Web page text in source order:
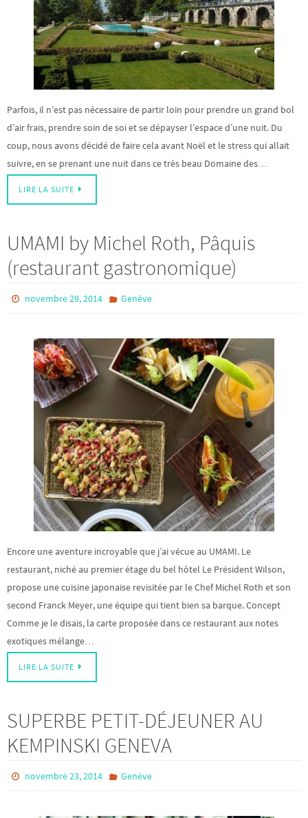
Parfois, il n’est pas nécessaire de partir loin pour prendre un grand bol
d’air frais, prendre soin de soi et se dépayser l’espace d’une nuit. Du
coup, nous avons décidé de faire cela avant Noël et le stress qui allait
suivre, en se prenant une nuit dans ce très beau Domaine des…
LIRE LA SUITE
UMAMI by Michel Roth, Pâquis
(restaurant gastronomique)
novembre 29, 2014 Genève
Encore une aventure incroyable que j’ai vécue au UMAMI. Le
restaurant, niché au premier étage du bel hôtel Le Président Wilson,
propose une cuisine japonaise revisitée par le Chef Michel Roth et son
second Franck Meyer, une équipe qui tient bien sa barque. Concept
Comme je le disais, la carte proposée dans ce restaurant aux notes
exotiques mélange…
LIRE LA SUITE
SUPERBE PETIT-DÉJEUNER AU
KEMPINSKI GENEVA
novembre 23, 2014 Genève